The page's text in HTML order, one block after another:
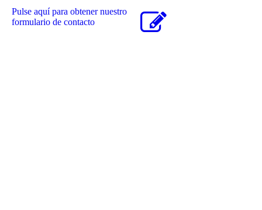
Pulse aquí para obtener nuestro
formulario de contacto